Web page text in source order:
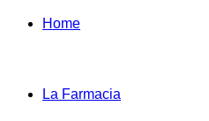
Home
La Farmacia